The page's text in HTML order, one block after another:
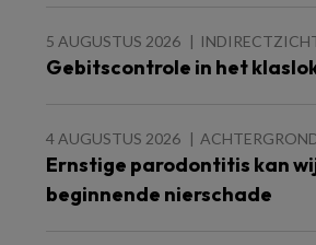
5 AUGUSTUS 2026
Gebitscontrole in het
4 AUGUSTUS 2026
Ernstige parodontitis kan
beginnende nierschade